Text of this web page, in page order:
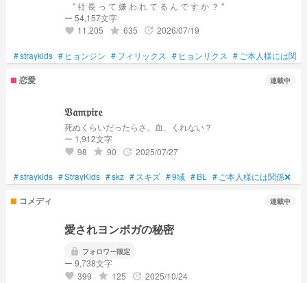
" 社 長 っ て 嫌 わ れ て る ん で す か ？ "
ー 54,157文字
favorite 11,205 grade 635 update 2026/07/19
#straykids # ヒョンジン #フィリックス # ヒョンリクス # ご本人様には関係
恋愛 連載中
𝔙𝔞𝔪𝔭𝔦𝔯𝔢
死ぬくらいだったらさ。血、くれない？
ー 1,912文字
favorite 98 grade 90 update 2025/07/27
#straykids #StrayKids #skz # スキズ #9域 #BL # ご本人様には関係❌
コメディ 連載中
愛されヨンボガの秘密
lock フォロワー限定
ー 9,738文字
favorite 399 grade 125 update 2025/10/24